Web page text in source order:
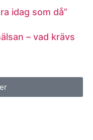
idag som då”
– vad krävs